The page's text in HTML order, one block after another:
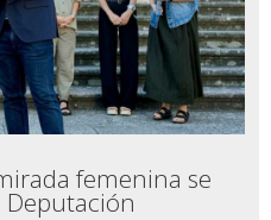
femenina se